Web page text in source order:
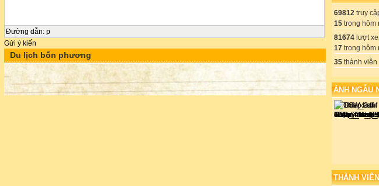
69812 truy
15 trong hôm
81674 lượt
17 trong hôm
35 thành viên
ẢNH NGẪU
THÀNH
Đường dẫn: p
Gửi ý kiến
Du lịch bốn phương